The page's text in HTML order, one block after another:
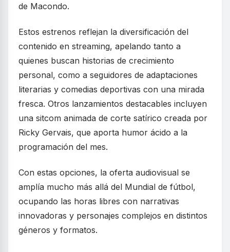
de Macondo.
Estos estrenos reflejan la diversificación del
contenido en streaming, apelando tanto a
quienes buscan historias de crecimiento
personal, como a seguidores de adaptaciones
literarias y comedias deportivas con una mirada
fresca. Otros lanzamientos destacables incluyen
una sitcom animada de corte satírico creada por
Ricky Gervais, que aporta humor ácido a la
programación del mes.
Con estas opciones, la oferta audiovisual se
amplía mucho más allá del Mundial de fútbol,
ocupando las horas libres con narrativas
innovadoras y personajes complejos en distintos
géneros y formatos.